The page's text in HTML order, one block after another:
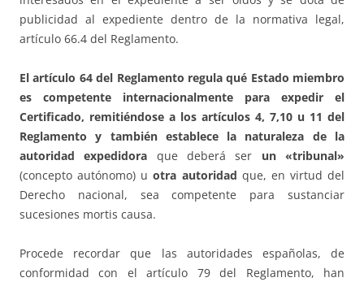
publicidad al expediente dentro de la normativa legal,
artículo 66.4 del Reglamento.
El artículo 64 del Reglamento regula qué Estado miembro
es competente internacionalmente para expedir el
Certificado, remitiéndose a los artículos 4, 7,10 u 11 del
Reglamento y también establece la naturaleza de la
autoridad expedidora que deberá ser un «tribunal»
(concepto autónomo) u otra autoridad que, en virtud del
Derecho nacional, sea competente para sustanciar
sucesiones mortis causa.
Procede recordar que las autoridades españolas, de
conformidad con el artículo 79 del Reglamento, han